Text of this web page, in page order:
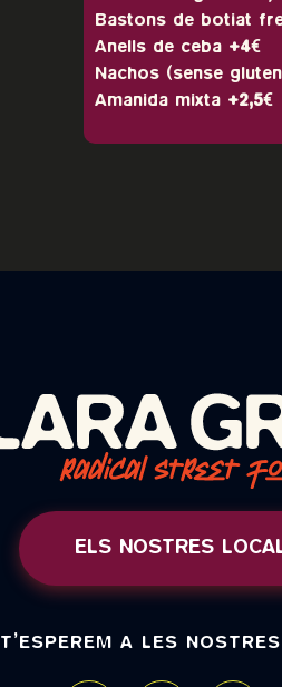
Bastons de botiat
Anells de ceba +4€
Nachos (sense
Amanida mixta +2,5€
ELS NOSTRES
T’ESPEREM A LES